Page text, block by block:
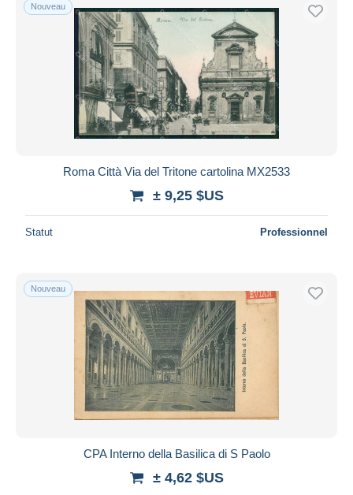
Nouveau
Roma Città Via del Tritone cartolina MX2533
± 9,25 $US
Statut Professionnel
Nouveau
CPA Interno della Basilica di S Paolo
± 4,62 $US